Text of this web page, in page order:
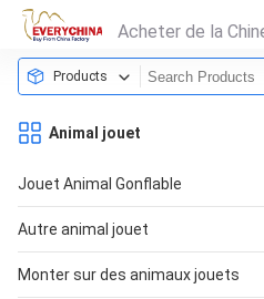
Acheter de la
Products
Animal jouet
Jouet Animal Gonflable
Autre animal jouet
Monter sur des animaux jouets